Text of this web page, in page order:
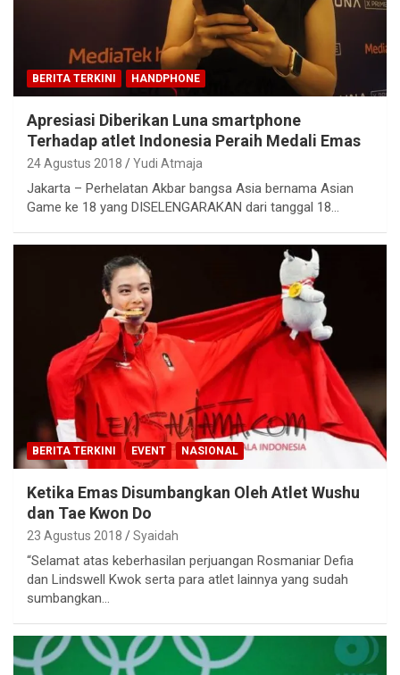
BERITA TERKINI HANDPHONE
Apresiasi Diberikan Luna smartphone
Terhadap atlet Indonesia Peraih Medali Emas
24 Agustus 2018 Yudi Atmaja
Jakarta – Perhelatan Akbar bangsa Asia bernama Asian
Game ke 18 yang DISELENGARAKAN dari tanggal 18…
BERITA TERKINI EVENT NASIONAL
Ketika Emas Disumbangkan Oleh Atlet Wushu
dan Tae Kwon Do
23 Agustus 2018 Syaidah
“Selamat atas keberhasilan perjuangan Rosmaniar Defia
dan Lindswell Kwok serta para atlet lainnya yang sudah
sumbangkan…